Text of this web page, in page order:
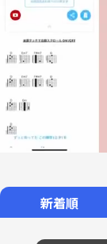
新着順